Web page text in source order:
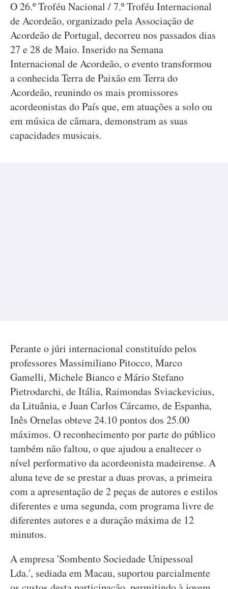
O 26.º Troféu Nacional / 7.º Troféu Internacional
de Acordeão, organizado pela Associação de
Acordeão de Portugal, decorreu nos passados dias
27 e 28 de Maio. Inserido na Semana
Internacional de Acordeão, o evento transformou
a conhecida Terra de Paixão em Terra do
Acordeão, reunindo os mais promissores
acordeonistas do País que, em atuações a solo ou
em música de câmara, demonstram as suas
capacidades musicais.
Perante o júri internacional constituído pelos
professores Massimiliano Pitocco, Marco
Gamelli, Michele Bianco e Mário Stefano
Pietrodarchi, de Itália, Raimondas Sviackevicius,
da Lituânia, e Juan Carlos Cárcamo, de Espanha,
Inês Ornelas obteve 24.10 pontos dos 25.00
máximos. O reconhecimento por parte do público
também não faltou, o que ajudou a enaltecer o
nível performativo da acordeonista madeirense. A
aluna teve de se prestar a duas provas, a primeira
com a apresentação de 2 peças de autores e estilos
diferentes e uma segunda, com programa livre de
diferentes autores e a duração máxima de 12
minutos.
A empresa 'Sombento Sociedade Unipessoal
Lda.', sediada em Macau, suportou parcialmente